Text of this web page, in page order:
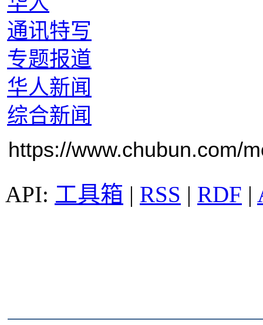
通讯特写
专题报道
华人新闻
综合新闻
https://www.chubun.com/
工具箱 | RSS | RDF |